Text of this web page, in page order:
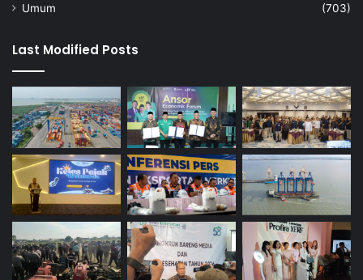
Umum
(703)
Last Modified Posts